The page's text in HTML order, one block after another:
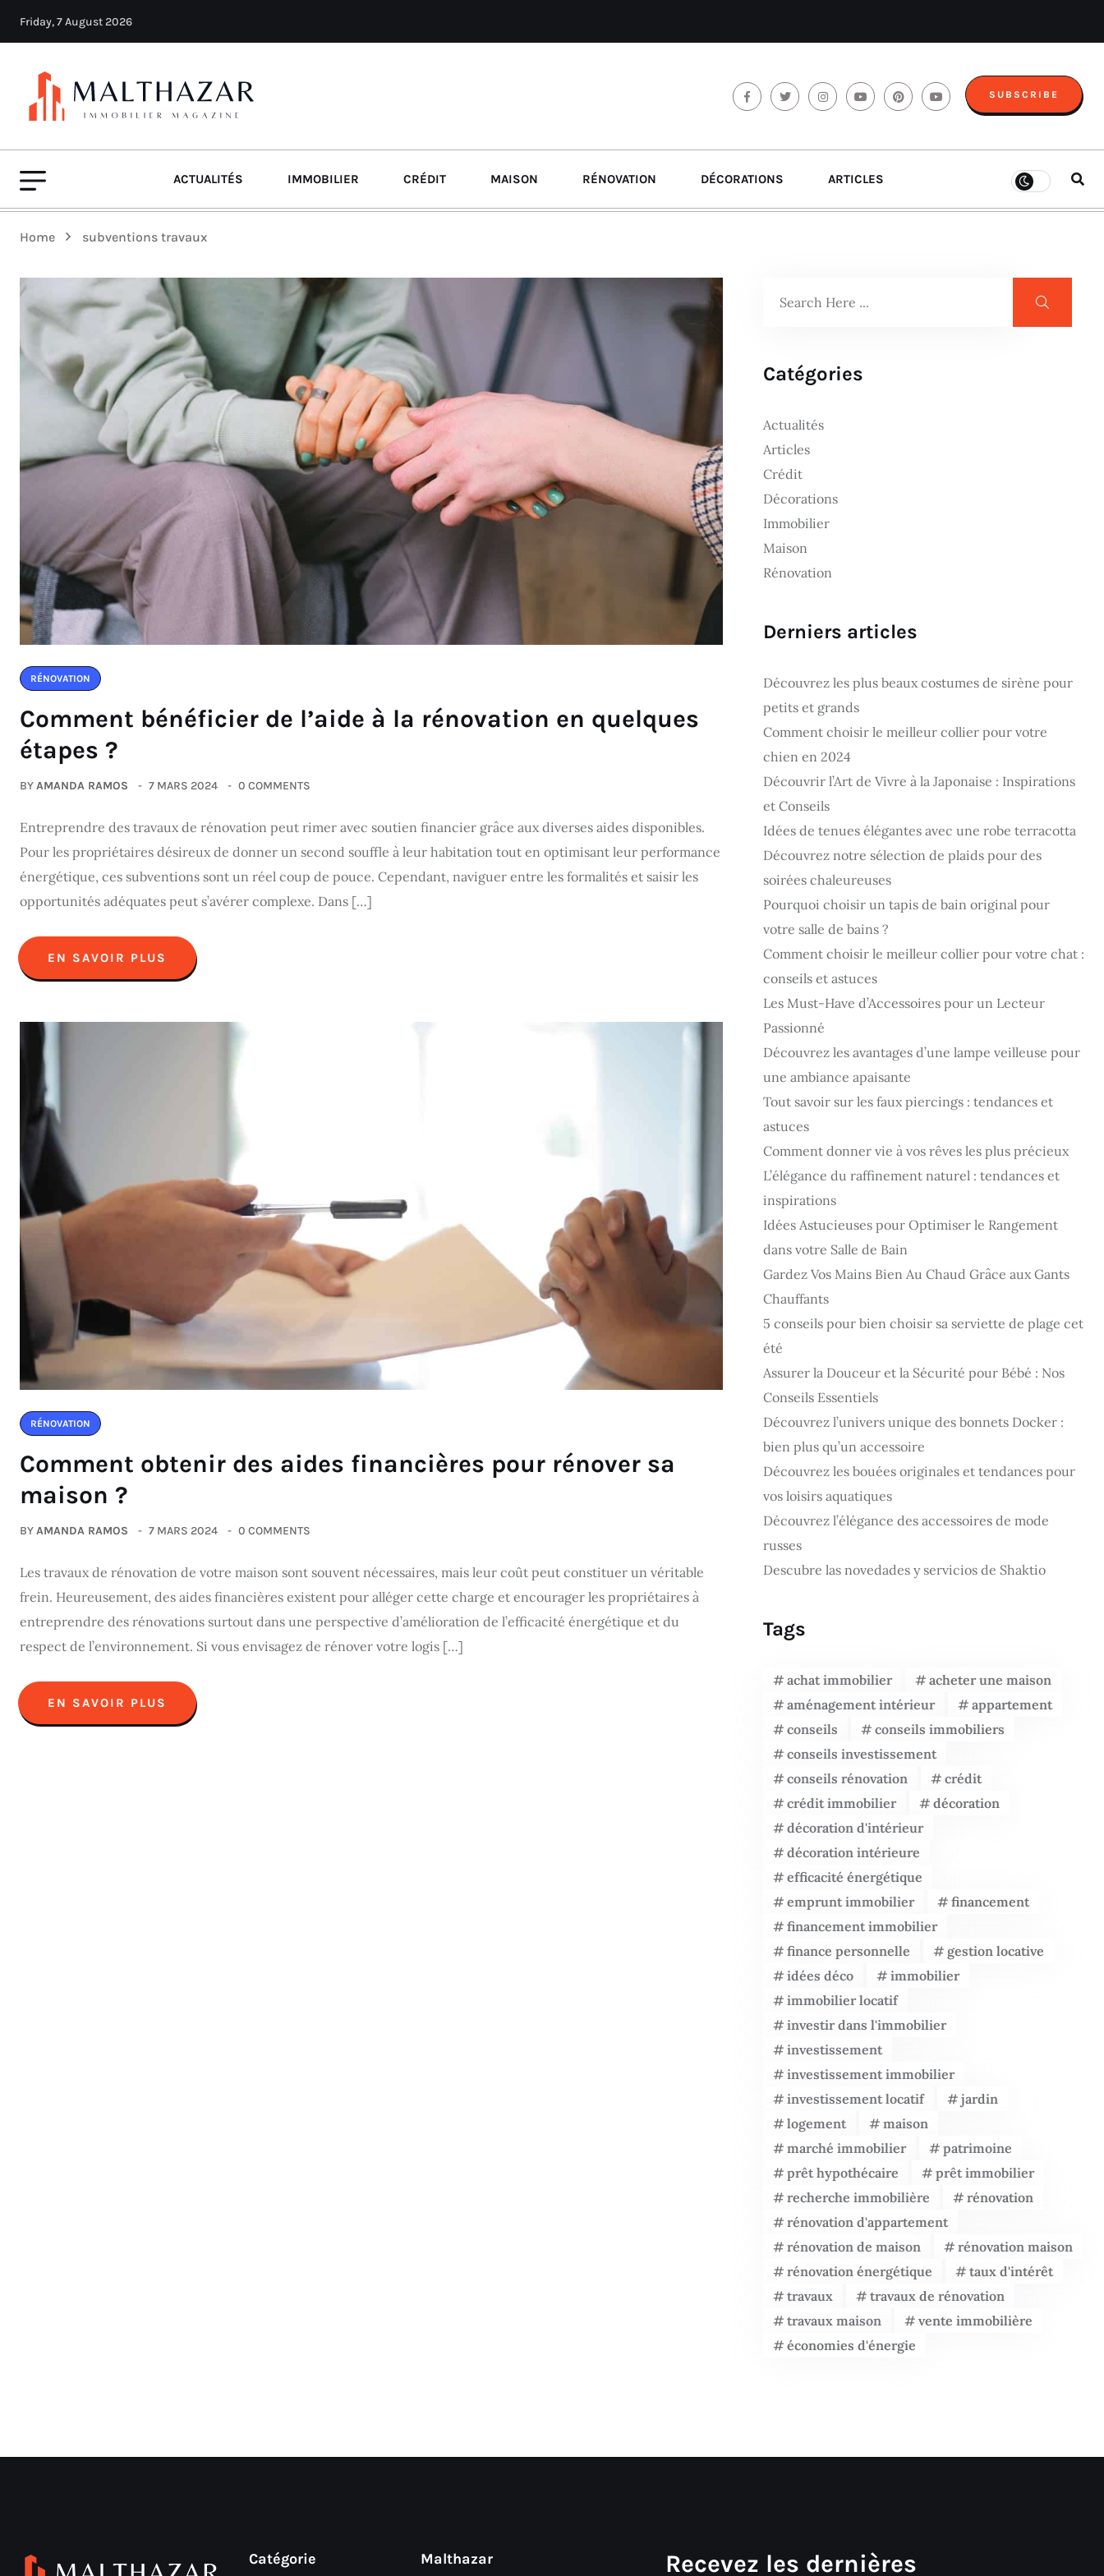
Friday, 7 August 2026
SUBSCRIBE
ACTUALITÉS IMMOBILIER CRÉDIT MAISON RÉNOVATION DÉCORATIONS ARTICLES
Home subventions travaux
RÉNOVATION
Comment bénéficier de l’aide à la rénovation en quelques
étapes ?
BYAMANDA RAMOS 7 MARS 2024 0 COMMENTS
Entreprendre des travaux de rénovation peut rimer avec soutien financier grâce aux diverses aides disponibles.
Pour les propriétaires désireux de donner un second souffle à leur habitation tout en optimisant leur performance
énergétique, ces subventions sont un réel coup de pouce. Cependant, naviguer entre les formalités et saisir les
opportunités adéquates peut s’avérer complexe. Dans […]
EN SAVOIR PLUS
RÉNOVATION
Comment obtenir des aides financières pour rénover sa
maison ?
BYAMANDA RAMOS 7 MARS 2024 0 COMMENTS
Les travaux de rénovation de votre maison sont souvent nécessaires, mais leur coût peut constituer un véritable
frein. Heureusement, des aides financières existent pour alléger cette charge et encourager les propriétaires à
entreprendre des rénovations surtout dans une perspective d’amélioration de l’efficacité énergétique et du
respect de l’environnement. Si vous envisagez de rénover votre logis […]
EN SAVOIR PLUS
Catégories
Actualités
Articles
Crédit
Décorations
Immobilier
Maison
Rénovation
Derniers articles
Découvrez les plus beaux costumes de sirène pour
petits et grands
Comment choisir le meilleur collier pour votre
chien en 2024
Découvrir l’Art de Vivre à la Japonaise : Inspirations
et Conseils
Idées de tenues élégantes avec une robe terracotta
Découvrez notre sélection de plaids pour des
soirées chaleureuses
Pourquoi choisir un tapis de bain original pour
votre salle de bains ?
Comment choisir le meilleur collier pour votre chat :
conseils et astuces
Les Must-Have d’Accessoires pour un Lecteur
Passionné
Découvrez les avantages d’une lampe veilleuse pour
une ambiance apaisante
Tout savoir sur les faux piercings : tendances et
astuces
Comment donner vie à vos rêves les plus précieux
L’élégance du raffinement naturel : tendances et
inspirations
Idées Astucieuses pour Optimiser le Rangement
dans votre Salle de Bain
Gardez Vos Mains Bien Au Chaud Grâce aux Gants
Chauffants
5 conseils pour bien choisir sa serviette de plage cet
été
Assurer la Douceur et la Sécurité pour Bébé : Nos
Conseils Essentiels
Découvrez l’univers unique des bonnets Docker :
bien plus qu’un accessoire
Découvrez les bouées originales et tendances pour
vos loisirs aquatiques
Découvrez l’élégance des accessoires de mode
russes
Descubre las novedades y servicios de Shaktio
Tags
achat immobilier
acheter une maison
aménagement intérieur
appartement
conseils
conseils immobiliers
conseils investissement
conseils rénovation
crédit
crédit immobilier
décoration
décoration d'intérieur
décoration intérieure
efficacité énergétique
emprunt immobilier
financement
financement immobilier
finance personnelle
gestion locative
idées déco
immobilier
immobilier locatif
investir dans l'immobilier
investissement
investissement immobilier
investissement locatif
jardin
logement
maison
marché immobilier
patrimoine
prêt hypothécaire
prêt immobilier
recherche immobilière
rénovation
rénovation d'appartement
rénovation de maison
rénovation maison
rénovation énergétique
taux d'intérêt
travaux
travaux de rénovation
travaux maison
vente immobilière
économies d'énergie
Catégorie Malthazar Recevez les dernières